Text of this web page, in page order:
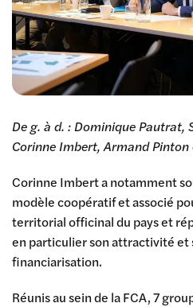
De g. à d. : Dominique Pautrat,
Corinne Imbert, Armand Pinton
Corinne Imbert a notamment
modèle coopératif et associé
territorial officinal du pays et
en particulier son attractivité et
financiarisation.
Réunis au sein de la FCA, 7